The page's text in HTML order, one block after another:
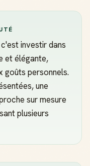
investir dans
et élégante,
goûts personnels.
une
sur mesure
plusieurs